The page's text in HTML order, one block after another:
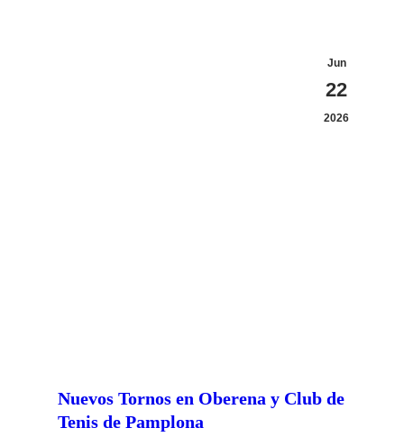
Jun
22
2026
Nuevos Tornos en Oberena y Club de
Tenis de Pamplona